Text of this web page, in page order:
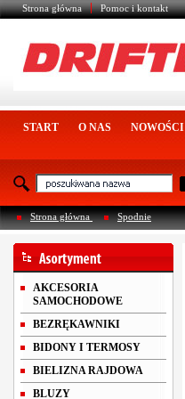
Strona główna Pomoc i kontakt
START O NAS NOWOŚCI
Strona główna
Spodnie
AKCESORIA
SAMOCHODOWE
BEZRĘKAWNIKI
BIDONY I TERMOSY
BIELIZNA RAJDOWA
BLUZY